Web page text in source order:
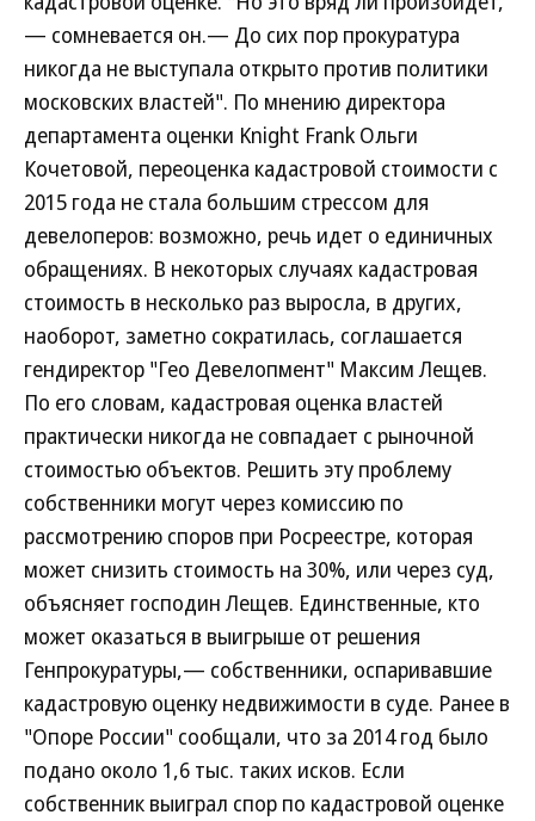
— сомневается он.— До сих пор прокуратура
никогда не выступала открыто против политики
московских властей". По мнению директора
департамента оценки Knight Frank Ольги
Кочетовой, переоценка кадастровой стоимости с
2015 года не стала большим стрессом для
девелоперов: возможно, речь идет о единичных
обращениях. В некоторых случаях кадастровая
стоимость в несколько раз выросла, в других,
наоборот, заметно сократилась, соглашается
гендиректор "Гео Девелопмент" Максим Лещев.
По его словам, кадастровая оценка властей
практически никогда не совпадает с рыночной
стоимостью объектов. Решить эту проблему
собственники могут через комиссию по
рассмотрению споров при Росреестре, которая
может снизить стоимость на 30%, или через суд,
объясняет господин Лещев. Единственные, кто
может оказаться в выигрыше от решения
Генпрокуратуры,— собственники, оспаривавшие
кадастровую оценку недвижимости в суде. Ранее в
"Опоре России" сообщали, что за 2014 год было
подано около 1,6 тыс. таких исков. Если
собственник выиграл спор по кадастровой оценке